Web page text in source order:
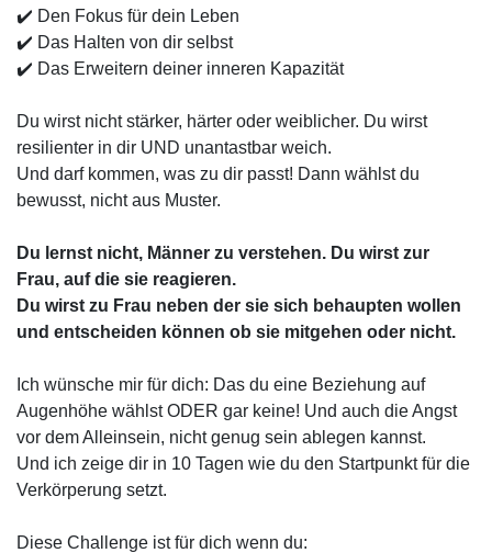
✔️ Den Fokus für dein Leben
✔️ Das Halten von dir selbst
✔️ Das Erweitern deiner inneren Kapazität
Du wirst nicht stärker, härter oder weiblicher. Du wirst
resilienter in dir UND unantastbar weich.
Und darf kommen, was zu dir passt! Dann wählst du
bewusst, nicht aus Muster.
Du lernst nicht, Männer zu verstehen. Du wirst zur
Frau, auf die sie reagieren.
Du wirst zu Frau neben der sie sich behaupten wollen
und entscheiden können ob sie mitgehen oder nicht.
Ich wünsche mir für dich: Das du eine Beziehung auf
Augenhöhe wählst ODER gar keine! Und auch die Angst
vor dem Alleinsein, nicht genug sein ablegen kannst.
Und ich zeige dir in 10 Tagen wie du den Startpunkt für die
Verkörperung setzt.
Diese Challenge ist für dich wenn du: